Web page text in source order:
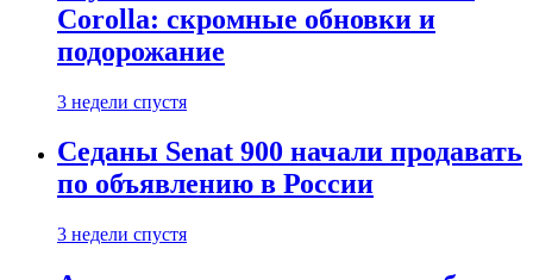
Corolla: скромные обновки и
подорожание
3 недели спустя
Седаны Senat 900 начали продавать
по объявлению в России
3 недели спустя